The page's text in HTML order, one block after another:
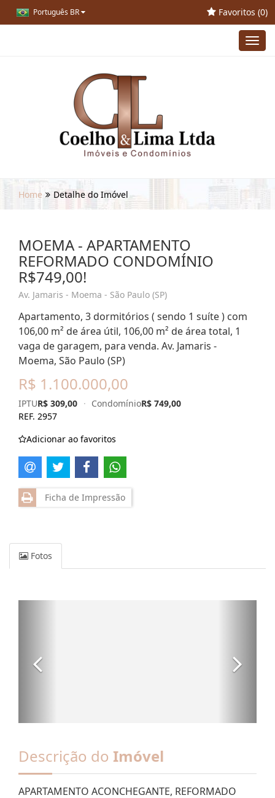
Português BR Favoritos (0)
Home Detalhe do Imóvel
MOEMA - APARTAMENTO
REFORMADO CONDOMÍNIO
R$749,00!
Av. Jamaris - Moema - São Paulo (SP)
Apartamento, 3 dormitórios ( sendo 1 suíte ) com
106,00 m² de área útil, 106,00 m² de área total, 1
vaga de garagem, para venda. Av. Jamaris -
Moema, São Paulo (SP)
R$ 1.100.000,00
IPTUR$ 309,00 · CondomínioR$ 749,00
REF. 2957
Adicionar ao favoritos
Ficha de Impressão
Fotos
Descrição do Imóvel
APARTAMENTO ACONCHEGANTE, REFORMADO